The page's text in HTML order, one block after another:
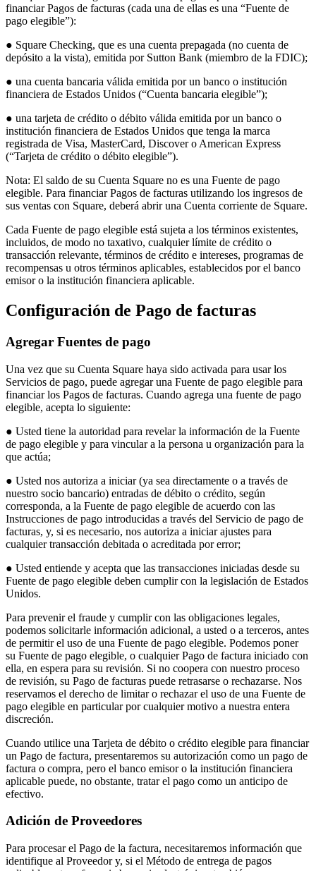
Descripción general
Cambia a Square
Tipos
Cafés
Servicio completo
Bares y cervecerías
Servicios de catering
Panaderías
Capacidades
Acepta pagos
Administra pedidos desde un solo lugar
Haz que tus clientes regresen
Programa y paga a tu equipo
Administra tu flujo de caja
Mejora las operaciones
Descubrir
Descripción general
Cambia a Square
Tipos
Ropa
Hogar y regalos
Vino y licor
Tiendas de comestibles
Capacidades
Acepta pagos
Haz un seguimiento del inventario
Agrega fuentes de ingresos
Administra tu flujo de caja
Haz un seguimiento del rendimiento
Haz que tus clientes regresen
Programa y paga a tu equipo
Vincula tu catálogo y configúralo rápidamente
Descubrir
Descripción general
financiar Pagos de facturas (cada una de ellas es una “Fuente de
pago elegible”):
● Square Checking, que es una cuenta prepagada (no cuenta de
depósito a la vista), emitida por Sutton Bank (miembro de la FDIC);
● una cuenta bancaria válida emitida por un banco o institución
financiera de Estados Unidos (“Cuenta bancaria elegible”);
● una tarjeta de crédito o débito válida emitida por un banco o
institución financiera de Estados Unidos que tenga la marca
registrada de Visa, MasterCard, Discover o American Express
(“Tarjeta de crédito o débito elegible”).
Nota: El saldo de su Cuenta Square no es una Fuente de pago
elegible. Para financiar Pagos de facturas utilizando los ingresos de
sus ventas con Square, deberá abrir una Cuenta corriente de Square.
Cada Fuente de pago elegible está sujeta a los términos existentes,
incluidos, de modo no taxativo, cualquier límite de crédito o
transacción relevante, términos de crédito e intereses, programas de
recompensas u otros términos aplicables, establecidos por el banco
emisor o la institución financiera aplicable.
Configuración de Pago de facturas
Agregar Fuentes de pago
Una vez que su Cuenta Square haya sido activada para usar los
Servicios de pago, puede agregar una Fuente de pago elegible para
financiar los Pagos de facturas. Cuando agrega una fuente de pago
elegible, acepta lo siguiente:
● Usted tiene la autoridad para revelar la información de la Fuente
de pago elegible y para vincular a la persona u organización para la
que actúa;
● Usted nos autoriza a iniciar (ya sea directamente o a través de
nuestro socio bancario) entradas de débito o crédito, según
corresponda, a la Fuente de pago elegible de acuerdo con las
Instrucciones de pago introducidas a través del Servicio de pago de
facturas, y, si es necesario, nos autoriza a iniciar ajustes para
cualquier transacción debitada o acreditada por error;
● Usted entiende y acepta que las transacciones iniciadas desde su
Fuente de pago elegible deben cumplir con la legislación de Estados
Unidos.
Para prevenir el fraude y cumplir con las obligaciones legales,
podemos solicitarle información adicional, a usted o a terceros, antes
de permitir el uso de una Fuente de pago elegible. Podemos poner
su Fuente de pago elegible, o cualquier Pago de factura iniciado con
ella, en espera para su revisión. Si no coopera con nuestro proceso
de revisión, su Pago de facturas puede retrasarse o rechazarse. Nos
reservamos el derecho de limitar o rechazar el uso de una Fuente de
pago elegible en particular por cualquier motivo a nuestra entera
discreción.
Cuando utilice una Tarjeta de débito o crédito elegible para financiar
un Pago de factura, presentaremos su autorización como un pago de
factura o compra, pero el banco emisor o la institución financiera
aplicable puede, no obstante, tratar el pago como un anticipo de
efectivo.
Adición de Proveedores
Para procesar el Pago de la factura, necesitaremos información que
identifique al Proveedor y, si el Método de entrega de pagos